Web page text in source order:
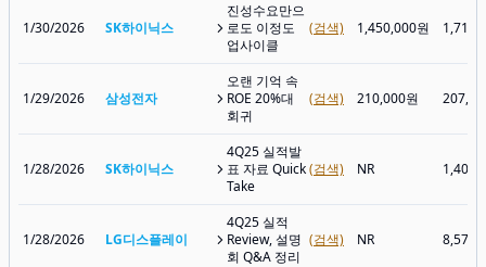
1/30/2026 SK하이닉스
진성수요만으
로도 이정도
업사이클
(검색) 1,450,000원
1/29/2026 삼성전자
오랜 기억 속
ROE 20%대
회귀
(검색) 210,000원
1/28/2026 SK하이닉스
4Q25 실적발
표 자료 Quick
Take
(검색) NR
1/28/2026 LG디스플레이
4Q25 실적
Review, 설명
회 Q&A 정리
(검색) NR 8,570